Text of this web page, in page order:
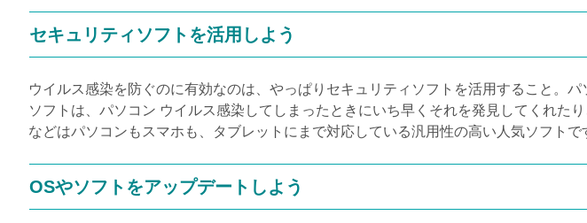
セキュリティソフトを活用しよう
ウイルス感染を防ぐのに有効なのは、やっぱりセキュリティソフトを活用すること。
ソフトは、パソコン ウイルス感染してしまったときにいち早くそれを発見してくれた
などはパソコンもスマホも、タブレットにまで対応している汎用性の高い人気ソフト
OSやソフトをアップデートしよう